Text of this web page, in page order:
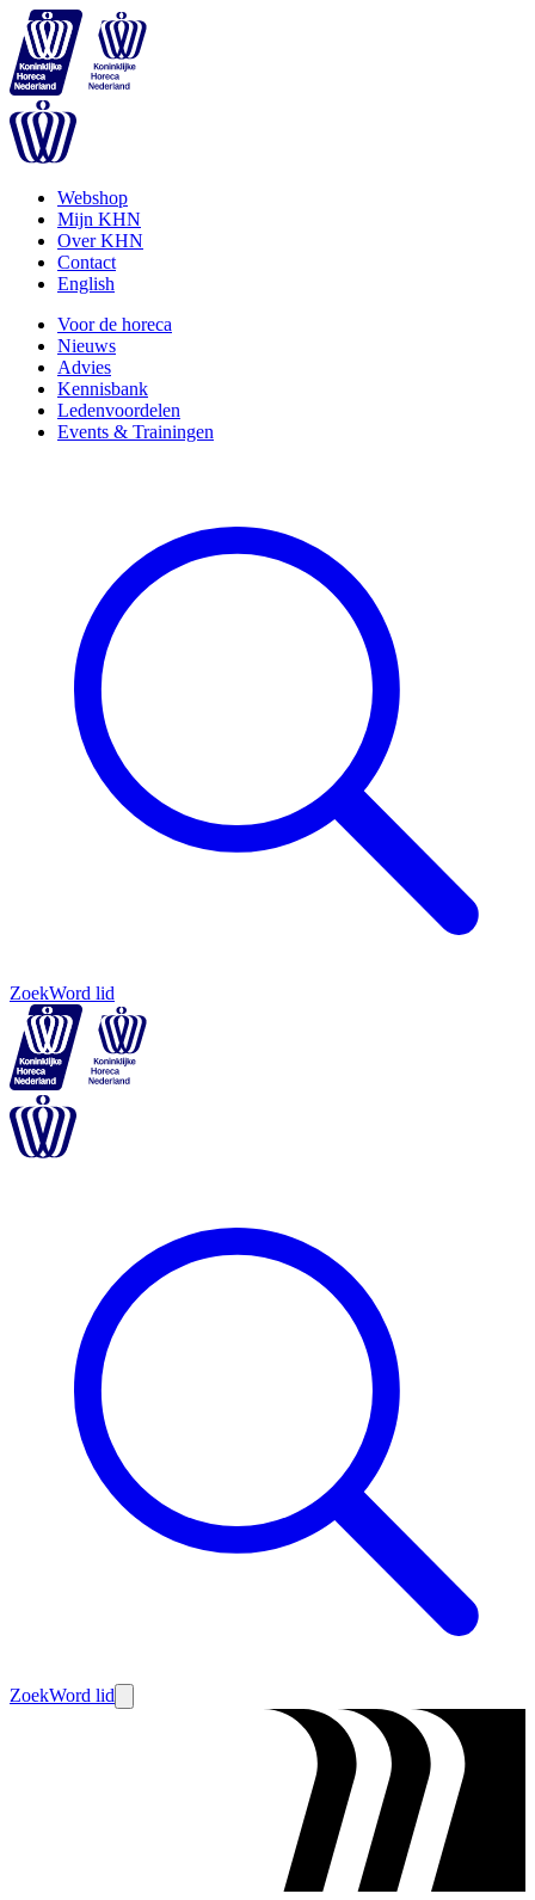
Webshop
Mijn KHN
Over KHN
Contact
English
Voor de horeca
Nieuws
Advies
Kennisbank
Ledenvoordelen
Events & Trainingen
ZoekWord lid
ZoekWord lid